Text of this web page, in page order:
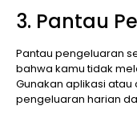
3. Pantau
Pantau pengeluaran
bahwa kamu tidak
Gunakan aplikasi
pengeluaran harian